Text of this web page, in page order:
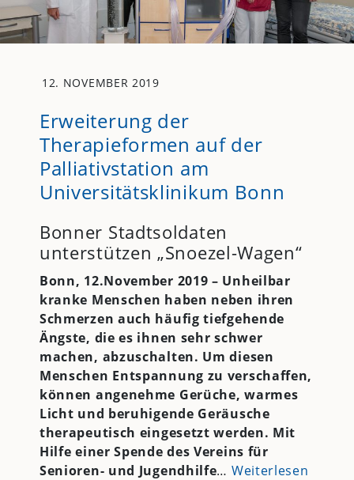
12. NOVEMBER 2019
Erweiterung der
Therapieformen auf der
Palliativstation am
Universitätsklinikum Bonn
Bonner Stadtsoldaten
unterstützen „Snoezel-Wagen“
Bonn, 12.November 2019 – Unheilbar
kranke Menschen haben neben ihren
Schmerzen auch häufig tiefgehende
Ängste, die es ihnen sehr schwer
machen, abzuschalten. Um diesen
Menschen Entspannung zu verschaffen,
können angenehme Gerüche, warmes
Licht und beruhigende Geräusche
therapeutisch eingesetzt werden. Mit
Hilfe einer Spende des Vereins für
Senioren- und Jugendhilfe… Weiterlesen